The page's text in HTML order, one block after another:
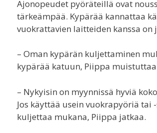
Ajonopeudet pyöräteillä ovat
tärkeämpää. Kypärää kannattaa
vuokrattavien laitteiden kanssa on
– Oman kypärän kuljettaminen
kypärää katuun, Piippa
– Nykyisin on myynnissä hyviä
Jos käyttää usein vuokrapyöriä
kuljettaa mukana, Piippa jatkaa.